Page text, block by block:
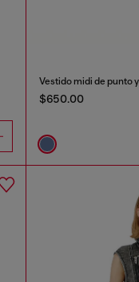
Vestido midi de punto
$650.00